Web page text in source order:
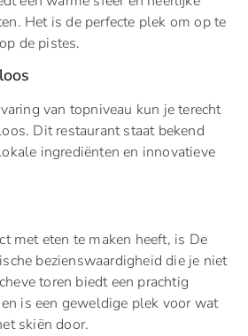
Het is de perfecte plek om op te
de pistes.
van topniveau kun je terecht
Dit restaurant staat bekend
ingrediënten en innovatieve
met eten te maken heeft, is De
bezienswaardigheid die je niet
toren biedt een prachtig
is een geweldige plek voor wat
skiën door.